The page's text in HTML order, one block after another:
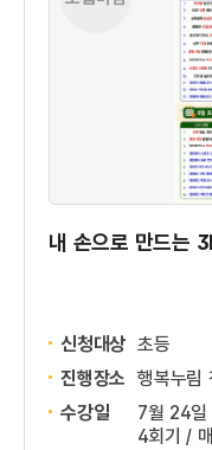
내 손으로 만드는
신청대상 초등
진행장소 행복누림
수강일
7월 24
4회기 /